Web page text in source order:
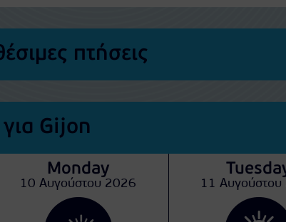
πτήσεις
Gijon
Monday
10 Αυγούστου 2026 11